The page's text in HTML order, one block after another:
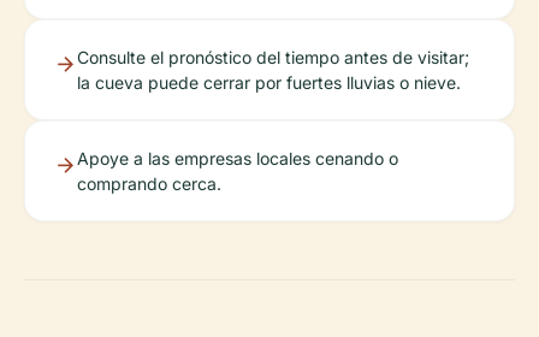
Consulte el pronóstico del tiempo antes de visitar;
la cueva puede cerrar por fuertes lluvias o nieve.
Apoye a las empresas locales cenando o
comprando cerca.